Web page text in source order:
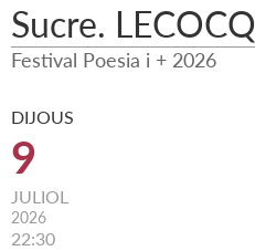
Sucre. LECOCQ
Festival Poesia i + 2026
DIJOUS
9
JULIOL
2026
22:30